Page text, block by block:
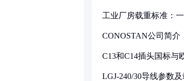
工业厂房载重标准：
CONOSTAN公司简介
C13和C14插头国标与
LGJ-240/30导线参数